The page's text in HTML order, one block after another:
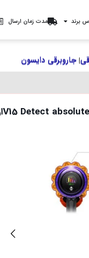
برند مدت زمان ارسال
| جاروبرقی دایسون | جاروبرقی دایسون